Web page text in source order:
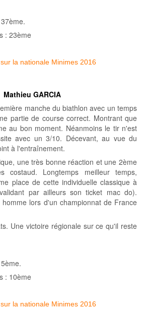
: 23ème
Mathieu GARCIA
manche du biathlon avec un temps
partie de course correct. Montrant que
au bon moment. Néanmoins le tir n'est
avec un 3/10. Décevant, au vue du
à l'entraînement.
une très bonne réaction et une 2ème
costaud. Longtemps meilleur temps,
place de cette individuelle classique à
par ailleurs son ticket mac do).
lors d'un championnat de France
Une victoire régionale sur ce qu'il reste
: 10ème